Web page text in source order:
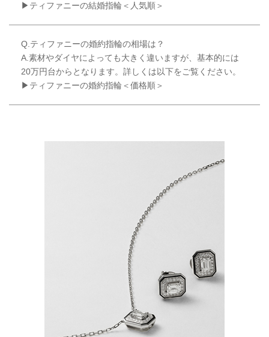
▶ティファニーの結婚指輪＜人気順＞
Q.ティファニーの婚約指輪の相場は？
A.素材やダイヤによっても大きく違いますが、基本的には
20万円台からとなります。詳しくは以下をご覧ください。
▶ティファニーの婚約指輪＜価格順＞